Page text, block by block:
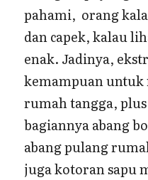
pahami, orang
dan capek, kalau
enak. Jadinya,
kemampuan
rumah tangga,
bagiannya abang
abang pulang
juga kotoran sapu